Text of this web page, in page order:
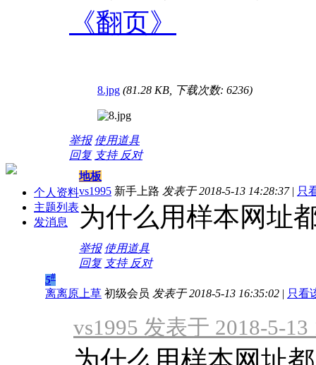
《翻页》
8.jpg (81.28 KB, 下载次数: 6236)
举报 使用道具
回复 支持 反对
个人资料
主题列表
发消息
地板
vs1995 新手上路 发表于 2018-5-13 14:28:37 | 只
为什么用样本网址
举报 使用道具
回复 支持 反对
5#
离离原上草 初级会员 发表于 2018-5-13 16:35:02 | 只看
vs1995 发表于 2018-5-13